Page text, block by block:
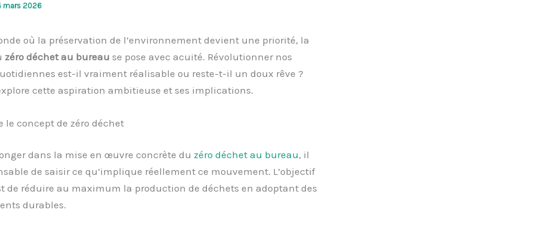
mars 2026
où la préservation de l’environnement devient une priorité, la
zéro déchet au bureau se pose avec acuité. Révolutionner nos
est-il vraiment réalisable ou reste-t-il un doux rêve ?
cette aspiration ambitieuse et ses implications.
le concept de zéro déchet
dans la mise en œuvre concrète du zéro déchet au bureau, il
de saisir ce qu’implique réellement ce mouvement. L’objectif
de réduire au maximum la production de déchets en adoptant des
durables.